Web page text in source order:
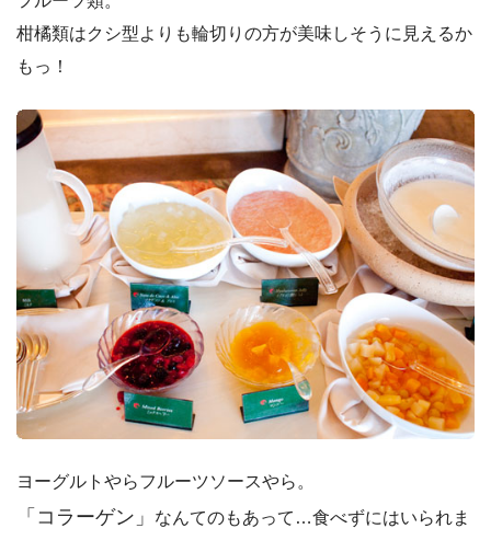
柑橘類はクシ型よりも輪切りの方が美味しそうに見えるか
もっ！
ヨーグルトやらフルーツソースやら。
「コラーゲン」
なんてのもあって…食べずにはいられま